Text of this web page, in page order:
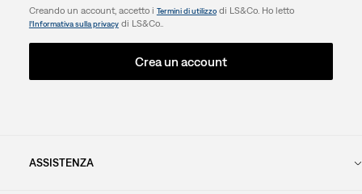
Creando un account, accetto i Termini di utilizzodi LS&Co. Ho letto
l’Informativa sulla privacydi LS&Co..
Crea un account
ASSISTENZA